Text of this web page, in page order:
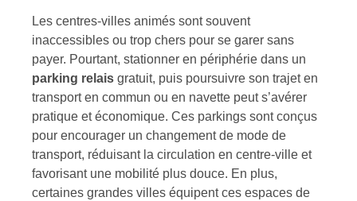
Les centres-villes animés sont souvent
inaccessibles ou trop chers pour se garer sans
payer. Pourtant, stationner en périphérie dans un
parking relais gratuit, puis poursuivre son trajet en
transport en commun ou en navette peut s’avérer
pratique et économique. Ces parkings sont conçus
pour encourager un changement de mode de
transport, réduisant la circulation en centre-ville et
favorisant une mobilité plus douce. En plus,
certaines grandes villes équipent ces espaces de